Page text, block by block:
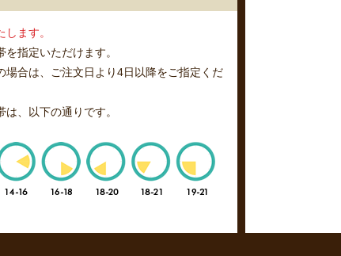
ます。
指定いただけます。
合は、ご注文日より4日以降をご指定くだ
、以下の通りです。